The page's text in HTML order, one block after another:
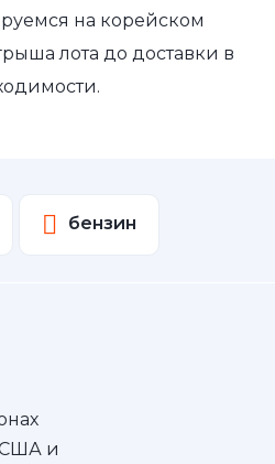
на корейском
лота до доставки в
бензин
США и